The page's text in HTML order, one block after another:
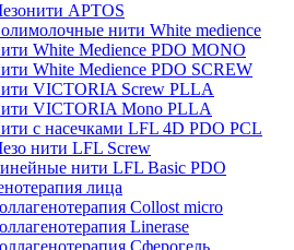
APTOS
нити White medience
White Medience PDO MONO
White Medience PDO SCREW
VICTORIA Screw PLLA
VICTORIA Mono PLLA
с насечками LFL 4D PDO PCL
нити LFL Screw
нити LFL Basic PDO
лица
Collost micro
Linerase
Сферогель